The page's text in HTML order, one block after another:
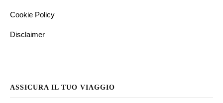
Cookie Policy
Disclaimer
ASSICURA IL TUO VIAGGIO